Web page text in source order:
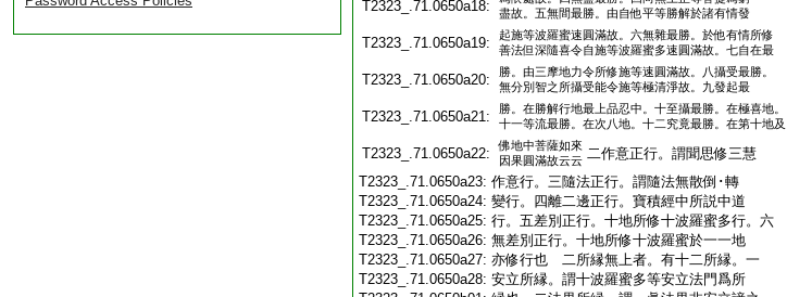
T2323_.71.0650a18:
盡故。五無間最勝。由自他平等勝解於諸有情發
T2323_.71.0650a19:
起施等波羅蜜速圓滿故。六無雜最勝。於他有情所修
善法但深隨喜令自施等波羅蜜多速圓滿故。七自在最
T2323_.71.0650a20:
勝。由三摩地力令所修施等速圓滿故。八攝受最勝。
無分別智之所攝受能令施等極清淨故。九發起最
T2323_.71.0650a21:
勝。在勝解行地最上品忍中。十至攝最勝。在極喜地。
十一等流最勝。在次八地。十二究竟最勝。在第十地及
T2323_.71.0650a22:
佛地中菩薩如來
因果圓滿故云云 二作意正行。謂聞思修三慧
T2323_.71.0650a23: 作意行。三隨法正行。謂隨法無散倒･轉
T2323_.71.0650a24: 變行。四離二邊正行。寶積經中所説中道
T2323_.71.0650a25: 行。五差別正行。十地所修十波羅蜜多行。六
T2323_.71.0650a26: 無差別正行。十地所修十波羅蜜於一一地
T2323_.71.0650a27: 亦修行也 二所縁無上者。有十二所縁。一
T2323_.71.0650a28: 安立所縁。謂十波羅蜜多等安立法門爲所